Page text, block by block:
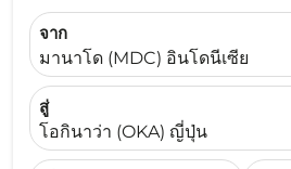
จาก
มานาโด (MDC) อินโดนีเซีย
สู่
โอกินาว่า (OKA) ญี่ปุ่น